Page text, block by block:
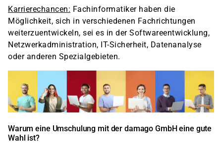
Karrierechancen: Fachinformatiker haben die
Möglichkeit, sich in verschiedenen Fachrichtungen
weiterzuentwickeln, sei es in der Softwareentwicklung,
Netzwerkadministration, IT-Sicherheit, Datenanalyse
oder anderen Spezialgebieten.
Warum eine Umschulung mit der damago GmbH eine gute
Wahl ist?